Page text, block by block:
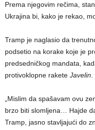
Prema njegovim rečima,
Ukrajina bi, kako je rekao,
Tramp je naglasio da
podsetio na korake koje je
predsedničkog mandata,
protivoklopne rakete Javelin.
„Mislim da spašavam ovu
brzo biti slomljena… Hajde
Tramp, jasno stavljajući do